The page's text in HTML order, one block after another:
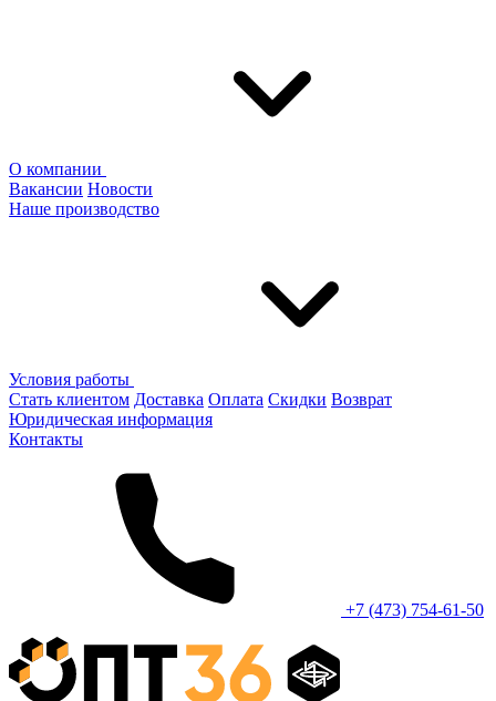
О компании
Вакансии Новости
Наше производство
Условия работы
Стать клиентом Доставка Оплата Скидки Возврат
Юридическая информация
Контакты
+7 (473) 754-61-50